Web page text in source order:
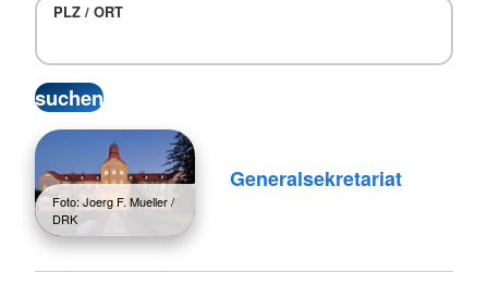
PLZ / ORT
Foto: Joerg F. Mueller /
DRK
Generalsekretariat